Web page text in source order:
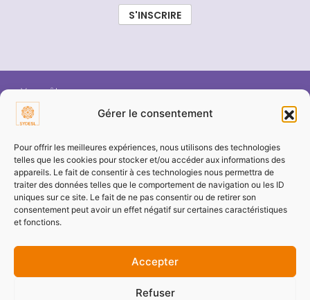
Gérer le consentement
Pour offrir les meilleures expériences, nous utilisons des technologies
telles que les cookies pour stocker et/ou accéder aux informations des
appareils. Le fait de consentir à ces technologies nous permettra de
traiter des données telles que le comportement de navigation ou les ID
uniques sur ce site. Le fait de ne pas consentir ou de retirer son
consentement peut avoir un effet négatif sur certaines caractéristiques
et fonctions.
Accepter
Refuser
Vous êtes :
COMMUNE / COLLECTIVITÉ
PARTICULIER